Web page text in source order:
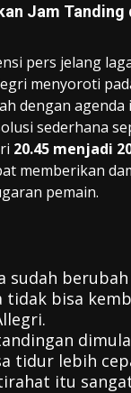
Jam Tanding
pers jelang
menyoroti
dengan agenda
sederhana
20.45 menjadi
memberikan
pemain.
sudah
tidak bisa
tidur lebih
itu